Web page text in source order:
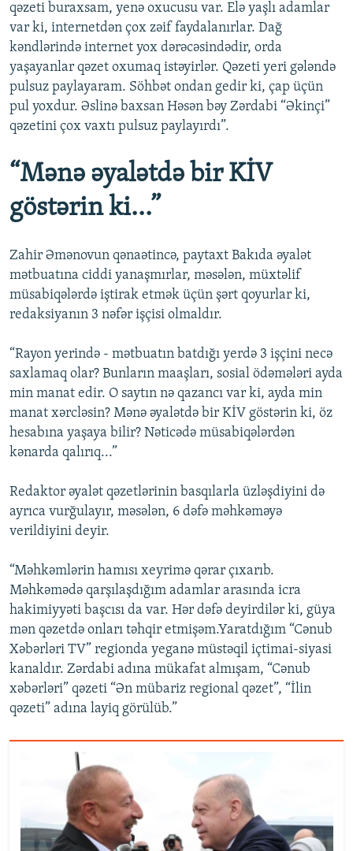
qəzeti buraxsam, yenə oxucusu var. Elə yaşlı adamlar
var ki, internetdən çox zəif faydalanırlar. Dağ
kəndlərində internet yox dərəcəsindədir, orda
yaşayanlar qəzet oxumaq istəyirlər. Qəzeti yeri gələndə
pulsuz paylayaram. Söhbət ondan gedir ki, çap üçün
pul yoxdur. Əslinə baxsan Həsən bəy Zərdabi “Əkinçi”
qəzetini çox vaxtı pulsuz paylayırdı”.
“Mənə əyalətdə bir KİV
göstərin ki...”
Zahir Əmənovun qənaətincə, paytaxt Bakıda əyalət
mətbuatına ciddi yanaşmırlar, məsələn, müxtəlif
müsabiqələrdə iştirak etmək üçün şərt qoyurlar ki,
redaksiyanın 3 nəfər işçisi olmaldır.
“Rayon yerində - mətbuatın batdığı yerdə 3 işçini necə
saxlamaq olar? Bunların maaşları, sosial ödəmələri ayda
min manat edir. O saytın nə qazancı var ki, ayda min
manat xərcləsin? Mənə əyalətdə bir KİV göstərin ki, öz
hesabına yaşaya bilir? Nəticədə müsabiqələrdən
kənarda qalırıq...”
Redaktor əyalət qəzetlərinin basqılarla üzləşdiyini də
ayrıca vurğulayır, məsələn, 6 dəfə məhkəməyə
verildiyini deyir.
“Məhkəmlərin hamısı xeyrimə qərar çıxarıb.
Məhkəmədə qarşılaşdığım adamlar arasında icra
hakimiyyəti başcısı da var. Hər dəfə deyirdilər ki, güya
mən qəzetdə onları təhqir etmişəm.Yaratdığım “Cənub
Xəbərləri TV” regionda yeganə müstəqil içtimai-siyasi
kanaldır. Zərdabi adına mükafat almışam, “Cənub
xəbərləri” qəzeti “Ən mübariz regional qəzet”, “İlin
qəzeti” adına layiq görülüb.”